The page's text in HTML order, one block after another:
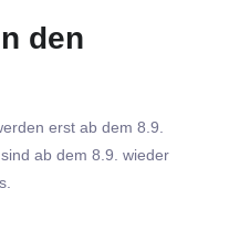
den
erst ab dem 8.9.
ab dem 8.9. wieder